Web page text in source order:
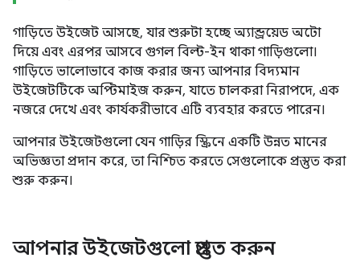
গাড়িতে উইজেট আসছে, যার শুরুটা হচ্ছে অ্যান্ড্রয়েড অটো
দিয়ে এবং এরপর আসবে গুগল বিল্ট-ইন থাকা গাড়িগুলো।
গাড়িতে ভালোভাবে কাজ করার জন্য আপনার বিদ্যমান
উইজেটটিকে অপ্টিমাইজ করুন, যাতে চালকরা নিরাপদে, এক
নজরে দেখে এবং কার্যকরীভাবে এটি ব্যবহার করতে পারেন।
আপনার উইজেটগুলো যেন গাড়ির স্ক্রিনে একটি উন্নত মানের
অভিজ্ঞতা প্রদান করে, তা নিশ্চিত করতে সেগুলোকে প্রস্তুত করা
শুরু করুন।
আপনার উইজেটগুলো প্রস্তুত করুন